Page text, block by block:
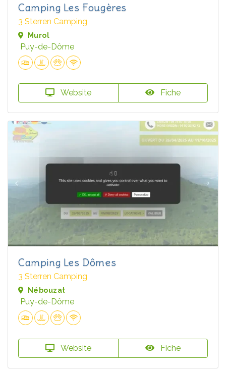
Camping Les Fougères
3 Sterren Camping
Murol
Puy-de-Dôme
Website Fiche
Camping Les Dômes
3 Sterren Camping
Nébouzat
Puy-de-Dôme
Website Fiche